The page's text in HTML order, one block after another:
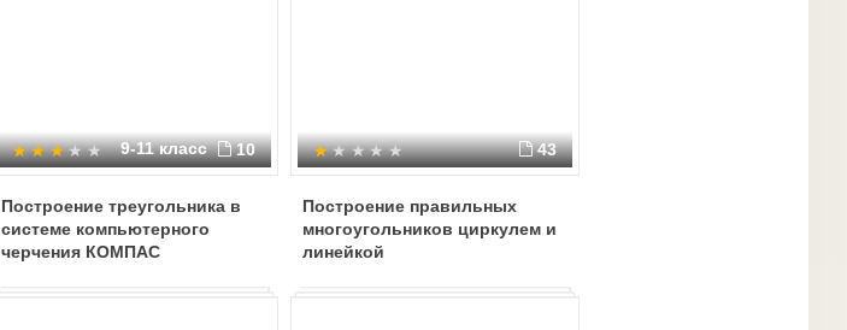
9-11 класс 10
Построение треугольника в
системе компьютерного
черчения КОМПАС
43
Построение правильных
многоугольников циркулем и
линейкой